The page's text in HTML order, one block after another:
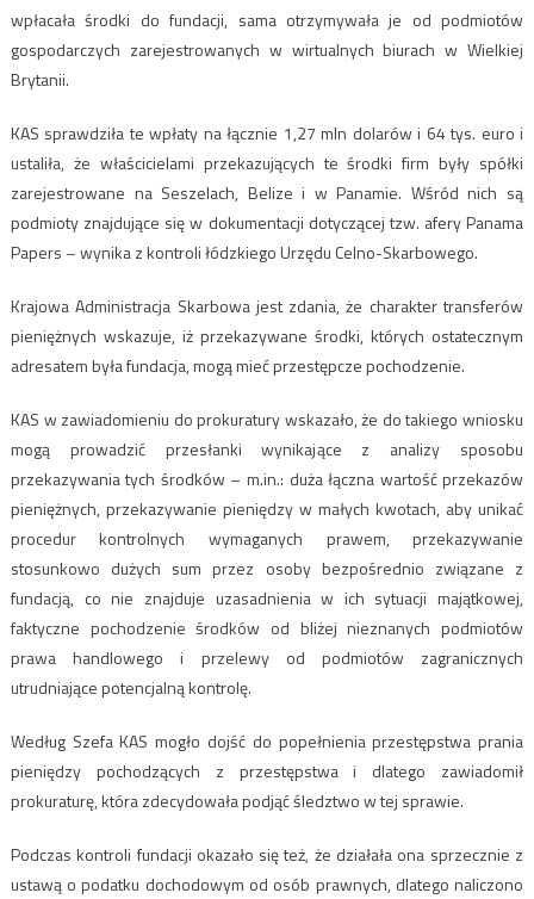
wpłacała środki do fundacji, sama otrzymywała je od podmiotów
gospodarczych zarejestrowanych w wirtualnych biurach w Wielkiej
Brytanii.
KAS sprawdziła te wpłaty na łącznie 1,27 mln dolarów i 64 tys. euro i
ustaliła, że właścicielami przekazujących te środki firm były spółki
zarejestrowane na Seszelach, Belize i w Panamie. Wśród nich są
podmioty znajdujące się w dokumentacji dotyczącej tzw. afery Panama
Papers – wynika z kontroli łódzkiego Urzędu Celno-Skarbowego.
Krajowa Administracja Skarbowa jest zdania, że charakter transferów
pieniężnych wskazuje, iż przekazywane środki, których ostatecznym
adresatem była fundacja, mogą mieć przestępcze pochodzenie.
KAS w zawiadomieniu do prokuratury wskazało, że do takiego wniosku
mogą prowadzić przesłanki wynikające z analizy sposobu
przekazywania tych środków – m.in.: duża łączna wartość przekazów
pieniężnych, przekazywanie pieniędzy w małych kwotach, aby unikać
procedur kontrolnych wymaganych prawem, przekazywanie
stosunkowo dużych sum przez osoby bezpośrednio związane z
fundacją, co nie znajduje uzasadnienia w ich sytuacji majątkowej,
faktyczne pochodzenie środków od bliżej nieznanych podmiotów
prawa handlowego i przelewy od podmiotów zagranicznych
utrudniające potencjalną kontrolę.
Według Szefa KAS mogło dojść do popełnienia przestępstwa prania
pieniędzy pochodzących z przestępstwa i dlatego zawiadomił
prokuraturę, która zdecydowała podjąć śledztwo w tej sprawie.
Podczas kontroli fundacji okazało się też, że działała ona sprzecznie z
ustawą o podatku dochodowym od osób prawnych, dlatego naliczono